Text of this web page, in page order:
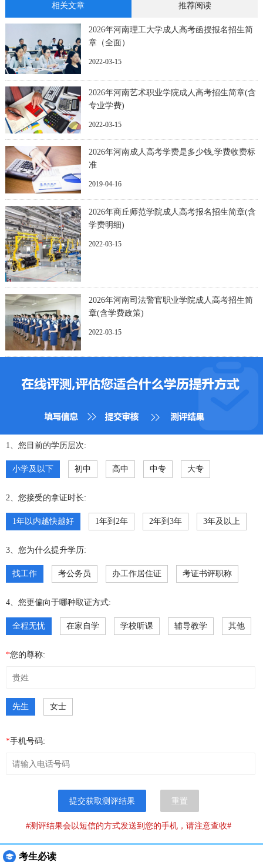
相关文章 推荐阅读
2026年河南理工大学成人高考函授报名招生简
章（全面）
2022-03-15
2026年河南艺术职业学院成人高考招生简章(含
专业学费)
2022-03-15
2026年河南成人高考学费是多少钱,学费收费标
准
2019-04-16
2026年商丘师范学院成人高考报名招生简章(含
学费明细)
2022-03-15
2026年河南司法警官职业学院成人高考招生简
章(含学费政策)
2022-03-15
1、您目前的学历层次:
小学及以下 初中 高中 中专 大专
2、您接受的拿证时长:
1年以内越快越好 1年到2年 2年到3年 3年及以上
3、您为什么提升学历:
找工作 考公务员 办工作居住证 考证书评职称
4、您更偏向于哪种取证方式:
全程无忧 在家自学 学校听课 辅导教学 其他
*您的尊称:
先生 女士
*手机号码:
提交获取测评结果 重置
#测评结果会以短信的方式发送到您的手机，请注意查收#
考生必读